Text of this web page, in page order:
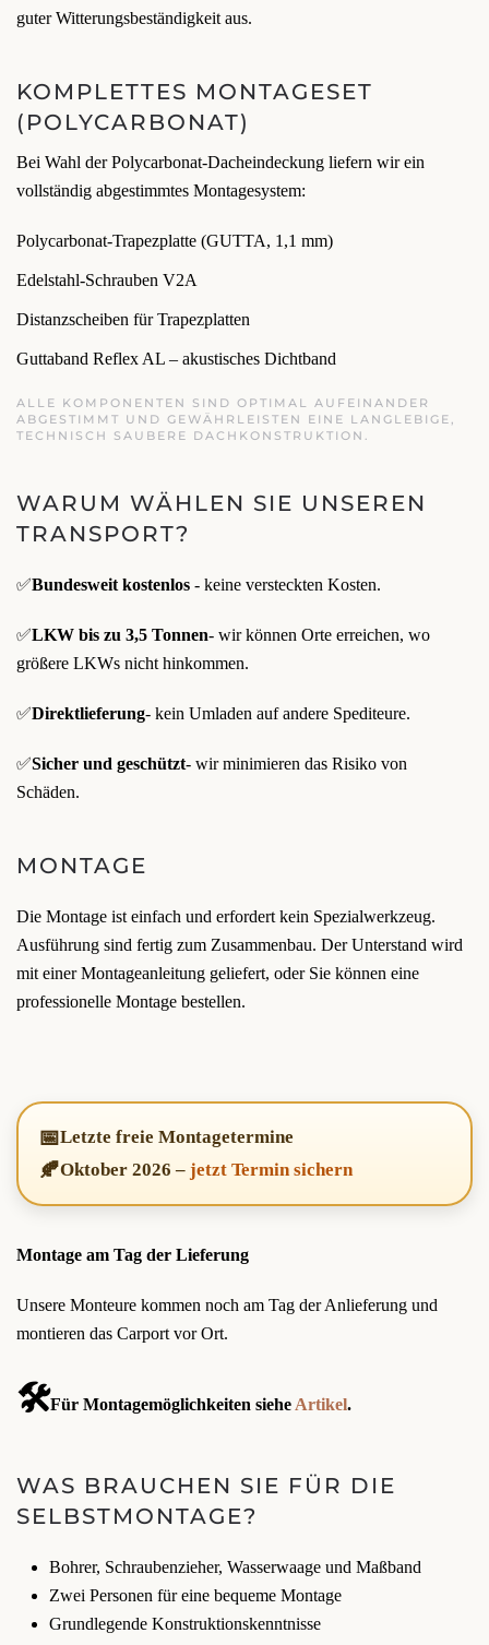
guter Witterungsbeständigkeit aus.
KOMPLETTES MONTAGESET
(POLYCARBONAT)
Bei Wahl der Polycarbonat-Dacheindeckung liefern wir ein
vollständig abgestimmtes Montagesystem:
Polycarbonat-Trapezplatte (GUTTA, 1,1 mm)
Edelstahl-Schrauben V2A
Distanzscheiben für Trapezplatten
Guttaband Reflex AL – akustisches Dichtband
ALLE KOMPONENTEN SIND OPTIMAL AUFEINANDER
ABGESTIMMT UND GEWÄHRLEISTEN EINE LANGLEBIGE,
TECHNISCH SAUBERE DACHKONSTRUKTION.
WARUM WÄHLEN SIE UNSEREN
TRANSPORT?
✅Bundesweit kostenlos - keine versteckten Kosten.
✅LKW bis zu 3,5 Tonnen- wir können Orte erreichen, wo
größere LKWs nicht hinkommen.
✅Direktlieferung- kein Umladen auf andere Spediteure.
✅Sicher und geschützt- wir minimieren das Risiko von
Schäden.
MONTAGE
Die Montage ist einfach und erfordert kein Spezialwerkzeug.
Ausführung sind fertig zum Zusammenbau. Der Unterstand wird
mit einer Montageanleitung geliefert, oder Sie können eine
professionelle Montage bestellen.
📅Letzte freie Montagetermine
🍂Oktober 2026 – jetzt Termin sichern
Montage am Tag der Lieferung
Unsere Monteure kommen noch am Tag der Anlieferung und
montieren das Carport vor Ort.
🛠️Für Montagemöglichkeiten siehe Artikel.
WAS BRAUCHEN SIE FÜR DIE
SELBSTMONTAGE?
Bohrer, Schraubenzieher, Wasserwaage und Maßband
Zwei Personen für eine bequeme Montage
Grundlegende Konstruktionskenntnisse